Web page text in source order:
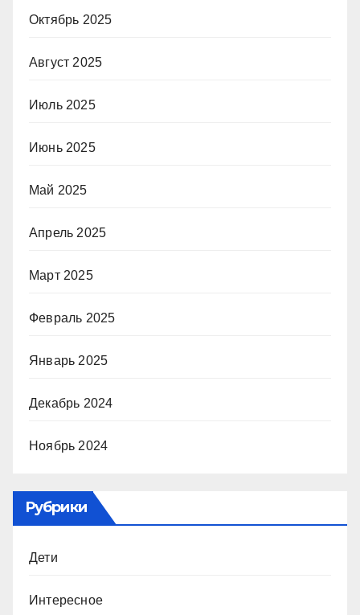
Октябрь 2025
Август 2025
Июль 2025
Июнь 2025
Май 2025
Апрель 2025
Март 2025
Февраль 2025
Январь 2025
Декабрь 2024
Ноябрь 2024
Рубрики
Дети
Интересное